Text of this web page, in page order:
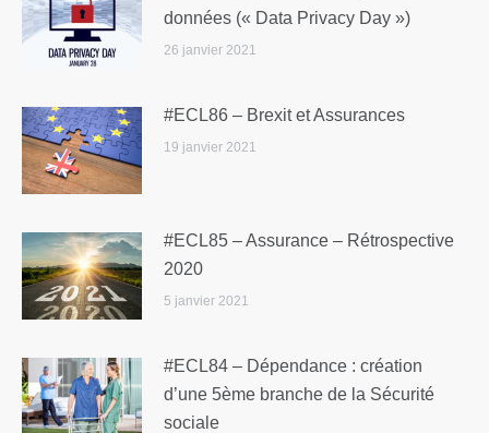
données (« Data Privacy Day »)
26 janvier 2021
#ECL86 – Brexit et Assurances
19 janvier 2021
#ECL85 – Assurance – Rétrospective
2020
5 janvier 2021
#ECL84 – Dépendance : création
d’une 5ème branche de la Sécurité
sociale